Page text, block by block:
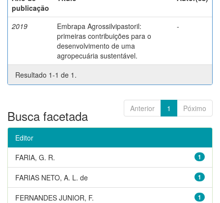
publicação
2019
Embrapa Agrossilvipastoril:
primeiras contribuições para o
desenvolvimento de uma
agropecuária sustentável.
-
Resultado 1-1 de 1.
Anterior 1 Póximo
Busca facetada
Editor
1
FARIA, G. R.
1
FARIAS NETO, A. L. de
1
FERNANDES JUNIOR, F.